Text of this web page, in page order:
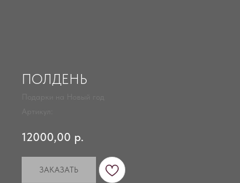
ПОЛДЕНЬ
12000,00 р.
ЗАКАЗАТЬ